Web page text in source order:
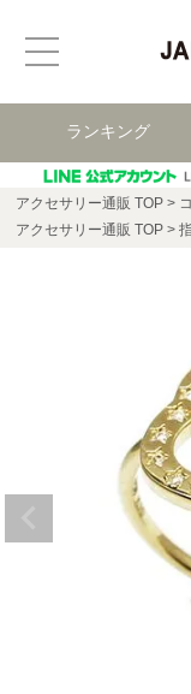
ランキング
アクセサリー通販 TOP
アクセサリー通販 TOP